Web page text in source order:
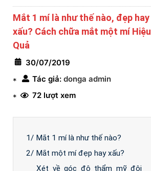
Mắt 1 mí là như thế nào, đẹp hay
xấu? Cách chữa mắt một mí Hiệu
Quả
30/07/2019
*
Tác giả: donga admin
*
72 lượt xem
1/ Mắt 1 mí là như thế nào?
2/ Mắt một mí đẹp hay xấu?
Xét về góc độ thẩm mỹ đôi